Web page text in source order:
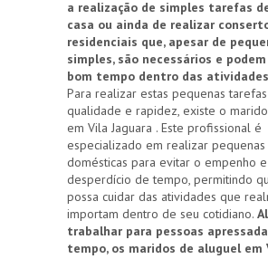
a realização de simples tarefas
casa ou ainda de realizar
residenciais que, apesar de
simples, são necessários e
bom tempo dentro das
Para realizar estas pequenas
qualidade e rapidez, existe o
em Vila Jaguara . Este profissional é
especializado em realizar
domésticas para evitar o empenho
desperdício de tempo, permitindo
possa cuidar das atividades que
importam dentro de seu cotidiano.
trabalhar para pessoas
tempo, os maridos de aluguel em